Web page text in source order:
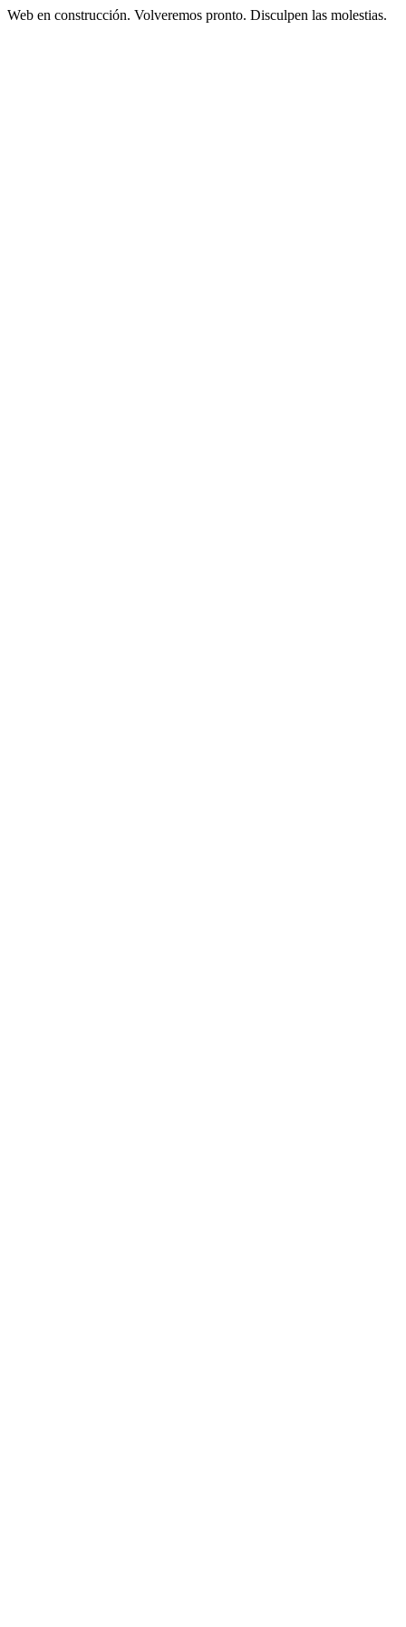
Web en construcción. Volveremos pronto. Disculpen las molestias.